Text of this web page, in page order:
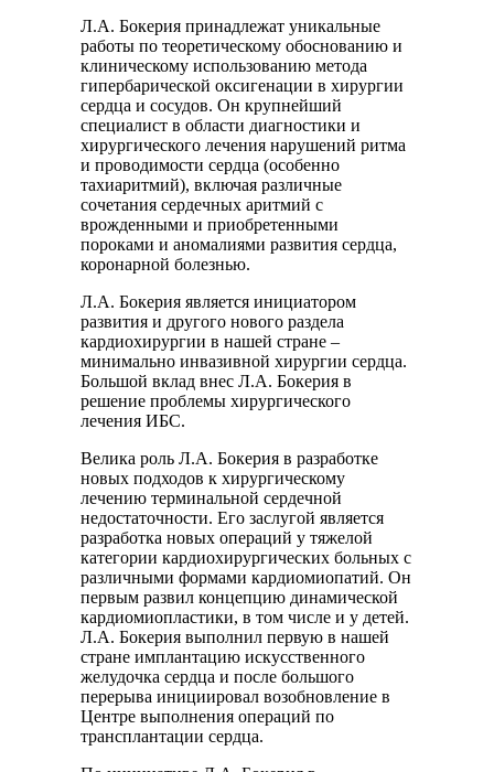
Л.А. Бокерия принадлежат уникальные
работы по теоретическому обоснованию и
клиническому использованию метода
гипербарической оксигенации в хирургии
сердца и сосудов. Он крупнейший
специалист в области диагностики и
хирургического лечения нарушений ритма
и проводимости сердца (особенно
тахиаритмий), включая различные
сочетания сердечных аритмий с
врожденными и приобретенными
пороками и аномалиями развития сердца,
коронарной болезнью.
Л.А. Бокерия является инициатором
развития и другого нового раздела
кардиохирургии в нашей стране –
минимально инвазивной хирургии сердца.
Большой вклад внес Л.А. Бокерия в
решение проблемы хирургического
лечения ИБС.
Велика роль Л.А. Бокерия в разработке
новых подходов к хирургическому
лечению терминальной сердечной
недостаточности. Его заслугой является
разработка новых операций у тяжелой
категории кардиохирургических больных с
различными формами кардиомиопатий. Он
первым развил концепцию динамической
кардиомиопластики, в том числе и у детей.
Л.А. Бокерия выполнил первую в нашей
стране имплантацию искусственного
желудочка сердца и после большого
перерыва инициировал возобновление в
Центре выполнения операций по
трансплантации сердца.